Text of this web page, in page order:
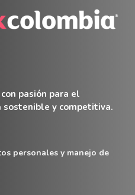
pasión para el
y competitiva.
personales y manejo de